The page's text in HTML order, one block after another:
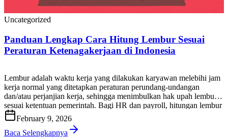
Uncategorized
Panduan Lengkap Cara Hitung Lembur Sesuai
Peraturan Ketenagakerjaan di Indonesia
Lembur adalah waktu kerja yang dilakukan karyawan melebihi jam
kerja normal yang ditetapkan peraturan perundang-undangan
dan/atau perjanjian kerja, sehingga menimbulkan hak upah lembur
sesuai ketentuan pemerintah. Bagi HR dan payroll, hitungan lembur
yang tepat penting untuk menjaga kepatuhan, mencegah sengketa,
dan memastikan biaya tenaga kerja terkendali. Di artikel ini, Anda
akan mendapatkan panduan praktis cara […]
February 9, 2026
Baca Selengkapnya